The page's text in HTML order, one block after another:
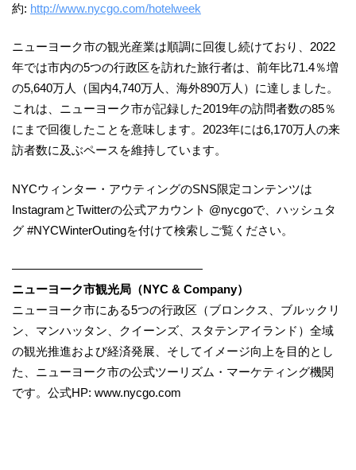
約: http://www.nycgo.com/hotelweek
ニューヨーク市の観光産業は順調に回復し続けており、2022
年では市内の5つの行政区を訪れた旅行者は、前年比71.4％増
の5,640万人（国内4,740万人、海外890万人）に達しました。
これは、ニューヨーク市が記録した2019年の訪問者数の85％
にまで回復したことを意味します。2023年には6,170万人の来
訪者数に及ぶペースを維持しています。
NYCウィンター・アウティングのSNS限定コンテンツは
InstagramとTwitterの公式アカウント @nycgoで、ハッシュタ
グ #NYCWinterOutingを付けて検索しご覧ください。
————————————————
ニューヨーク市観光局（NYC & Company）
ニューヨーク市にある5つの行政区（ブロンクス、ブルックリ
ン、マンハッタン、クイーンズ、スタテンアイランド）全域
の観光推進および経済発展、そしてイメージ向上を目的とし
た、ニューヨーク市の公式ツーリズム・マーケティング機関
です。公式HP: www.nycgo.com